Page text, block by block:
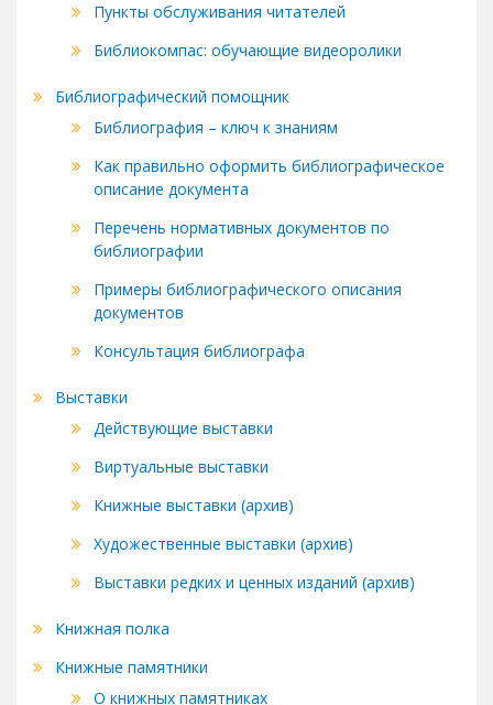
Пункты обслуживания читателей
Библиокомпас: обучающие видеоролики
Библиографический помощник
Библиография – ключ к знаниям
Как правильно оформить библиографическое
описание документа
Перечень нормативных документов по
библиографии
Примеры библиографического описания
документов
Консультация библиографа
Выставки
Действующие выставки
Виртуальные выставки
Книжные выставки (архив)
Художественные выставки (архив)
Выставки редких и ценных изданий (архив)
Книжная полка
Книжные памятники
О книжных памятниках